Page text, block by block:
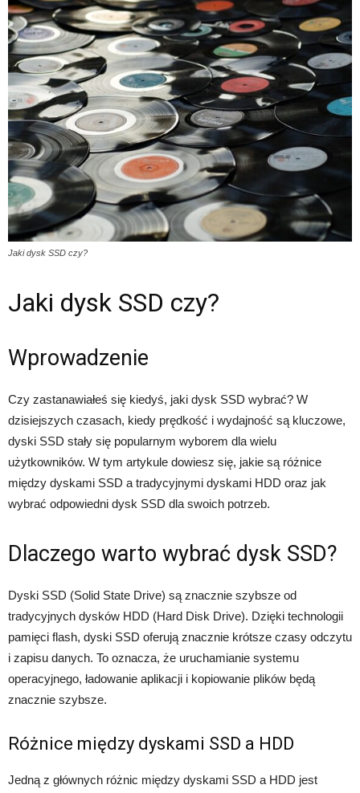
Jaki dysk SSD czy?
Jaki dysk SSD czy?
Wprowadzenie
Czy zastanawiałeś się kiedyś, jaki dysk SSD wybrać? W
dzisiejszych czasach, kiedy prędkość i wydajność są kluczowe,
dyski SSD stały się popularnym wyborem dla wielu
użytkowników. W tym artykule dowiesz się, jakie są różnice
między dyskami SSD a tradycyjnymi dyskami HDD oraz jak
wybrać odpowiedni dysk SSD dla swoich potrzeb.
Dlaczego warto wybrać dysk SSD?
Dyski SSD (Solid State Drive) są znacznie szybsze od
tradycyjnych dysków HDD (Hard Disk Drive). Dzięki technologii
pamięci flash, dyski SSD oferują znacznie krótsze czasy odczytu
i zapisu danych. To oznacza, że uruchamianie systemu
operacyjnego, ładowanie aplikacji i kopiowanie plików będą
znacznie szybsze.
Różnice między dyskami SSD a HDD
Jedną z głównych różnic między dyskami SSD a HDD jest